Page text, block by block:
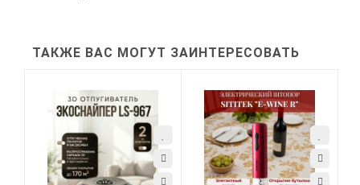
ТАКЖЕ ВАС МОГУТ ЗАИНТЕРЕСОВАТЬ